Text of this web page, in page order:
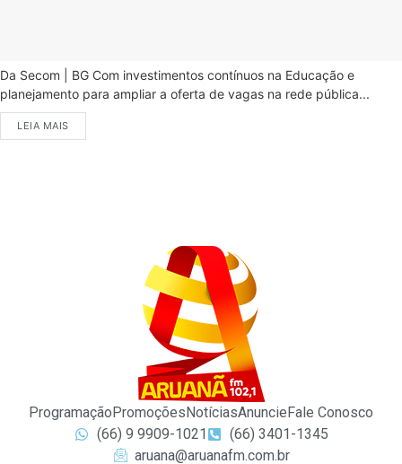
Da Secom | BG Com investimentos contínuos na Educação e
planejamento para ampliar a oferta de vagas na rede pública...
LEIA MAIS
ProgramaçãoPromoçõesNotíciasAnuncieFale Conosco
(66) 9 9909-1021
(66) 3401-1345
aruana@aruanafm.com.br